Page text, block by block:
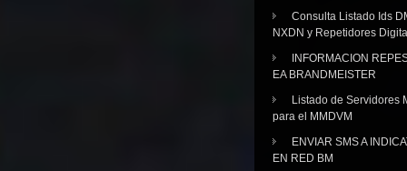
Consulta Listado Ids
NXDN y Repetidores
INFORMACION
EA BRANDMEISTER
Listado de Servidores
para el MMDVM
ENVIAR SMS A
EN RED BM